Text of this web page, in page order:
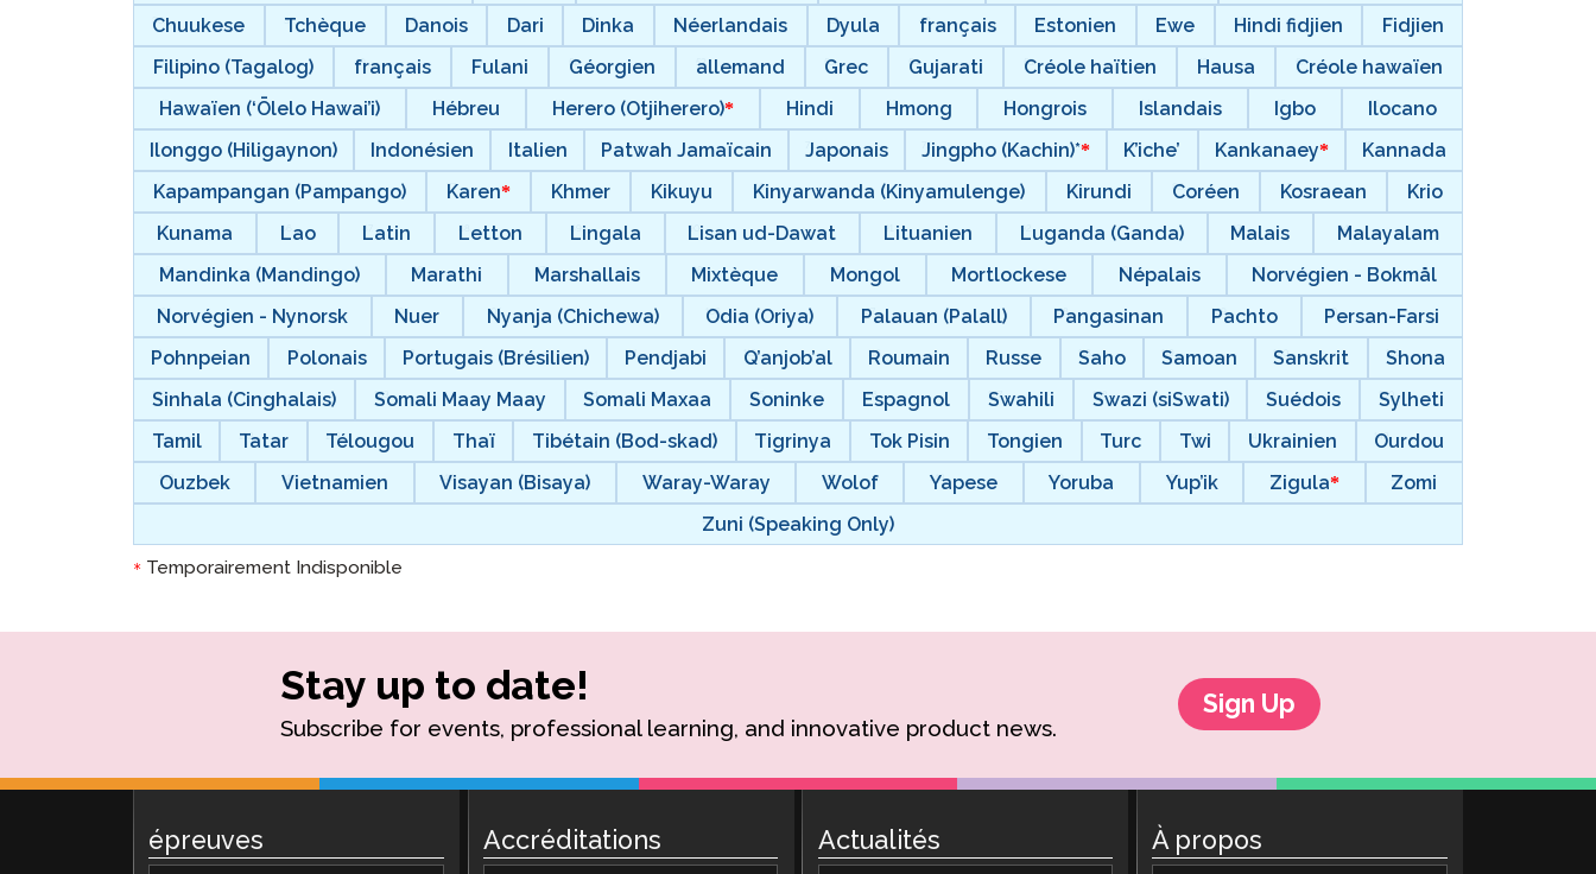
Chuukese
Tchèque Danois Dari Dinka Néerlandais Dyula français Estonien Ewe Hindi fidjien
Fidjien
Filipino (Tagalog)
français Fulani Géorgien allemand Grec Gujarati Créole haïtien Hausa
Créole hawaïen
Hawaïen (‘Ōlelo Hawai’i)
Hébreu Herero (Otjiherero) Hindi Hmong Hongrois Islandais Igbo
Ilocano
Ilonggo (Hiligaynon)
Indonésien Italien Patwah Jamaïcain Japonais Jingpho (Kachin)* K’iche’ Kankanaey
Kannada
Kapampangan (Pampango)
Karen Khmer Kikuyu Kinyarwanda (Kinyamulenge) Kirundi Coréen Kosraean
Krio
Kunama
Lao Latin Letton Lingala Lisan ud-Dawat Lituanien Luganda (Ganda) Malais
Malayalam
Mandinka (Mandingo)
Marathi Marshallais Mixtèque Mongol Mortlockese Népalais
Norvégien - Bokmål
Norvégien - Nynorsk
Nuer Nyanja (Chichewa) Odia (Oriya) Palauan (Palall) Pangasinan Pachto
Persan-Farsi
Pohnpeian
Polonais Portugais (Brésilien) Pendjabi Q’anjob’al Roumain Russe Saho Samoan Sanskrit
Shona
Sinhala (Cinghalais)
Somali Maay Maay Somali Maxaa Soninke Espagnol Swahili Swazi (siSwati) Suédois
Sylheti
Tamil
Tatar Télougou Thaï Tibétain (Bod-skad) Tigrinya Tok Pisin Tongien Turc Twi Ukrainien
Ourdou
Ouzbek
Vietnamien Visayan (Bisaya) Waray-Waray Wolof Yapese Yoruba Yup’ik Zigula
Zomi
Zuni (Speaking Only)
* Temporairement Indisponible
Stay up to date!
Subscribe for events, professional learning, and innovative product news.
Sign Up
épreuves Accréditations Actualités À propos